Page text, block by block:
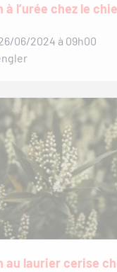
l’urée chez le
06/2024 à 09h00
au laurier cerise